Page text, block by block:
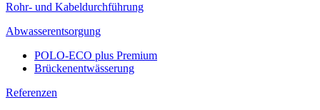
Rohr- und Kabeldurchführung
Abwasserentsorgung
POLO-ECO plus Premium
Brückenentwässerung
Referenzen